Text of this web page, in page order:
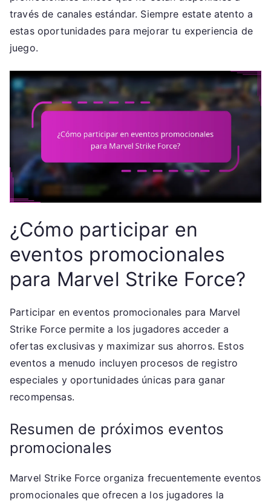
través de canales estándar. Siempre estate atento a
estas oportunidades para mejorar tu experiencia de
juego.
¿Cómo participar en
eventos promocionales
para Marvel Strike Force?
Participar en eventos promocionales para Marvel
Strike Force permite a los jugadores acceder a
ofertas exclusivas y maximizar sus ahorros. Estos
eventos a menudo incluyen procesos de registro
especiales y oportunidades únicas para ganar
recompensas.
Resumen de próximos eventos
promocionales
Marvel Strike Force organiza frecuentemente eventos
promocionales que ofrecen a los jugadores la